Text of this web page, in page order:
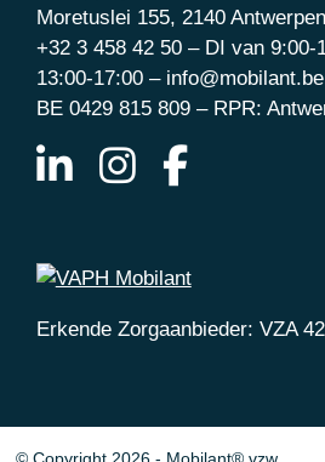
Moretuslei 155, 2140 Antwerpen
+32 3 458 42 50 – DI van 9:00-
13:00-17:00 – info@mobilant.be
BE 0429 815 809 – RPR:
Erkende Zorgaanbieder: VZA